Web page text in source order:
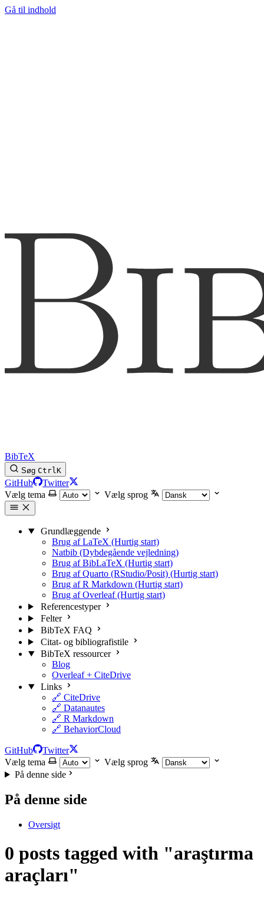
Gå til indhold
BibTeX
Søg CtrlK
GitHub
Twitter
Vælg tema
Vælg sprog
Grundlæggende
Brug af LaTeX (Hurtig start)
Natbib (Dybdegående vejledning)
Brug af BibLaTeX (Hurtig start)
Brug af Quarto (RStudio/Posit) (Hurtig start)
Brug af R Markdown (Hurtig start)
Brug af Overleaf (Hurtig start)
Referencestyper
Felter
BibTeX FAQ
Citat- og bibliografistile
BibTeX ressourcer
Blog
Overleaf + CiteDrive
Links
🔗 CiteDrive
🔗 Datanautes
🔗 R Markdown
🔗 BehaviorCloud
GitHub
Twitter
Vælg tema
Vælg sprog
På denne side
På denne side
Oversigt
0 posts tagged with "araştırma
araçları"